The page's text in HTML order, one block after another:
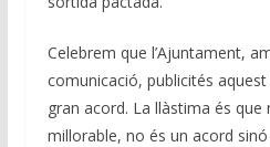
Celebrem que l’Ajuntament,
comunicació, publicités aquest
gran acord. La llàstima és
millorable, no és un acord